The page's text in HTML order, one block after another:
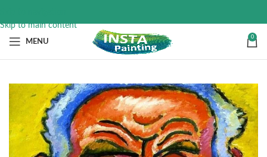
Skip to main content
MENU
0